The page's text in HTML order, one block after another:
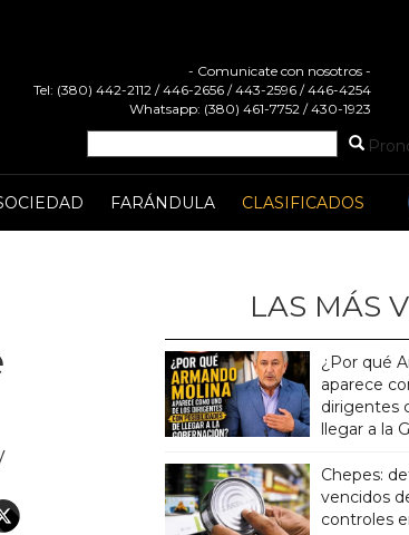
- Comunicate con nosotros -
Tel: (380) 442-2112 / 446-2656 / 443-2596 / 446-4254
Whatsapp: (380) 461-7752 / 430-1923
FARÁNDULA CLASIFICADOS
LAS MÁS
¿Por qué
aparece
dirigentes
llegar a la
Chepes:
vencidos
controles